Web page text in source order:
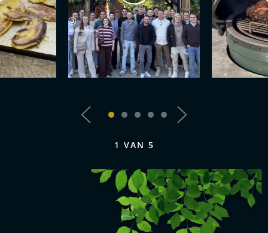
1 VAN 5